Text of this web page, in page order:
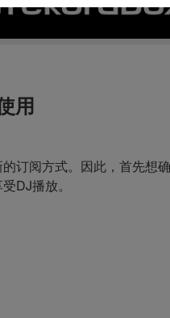
用
阅方式。因此，首先想
DJ播放。